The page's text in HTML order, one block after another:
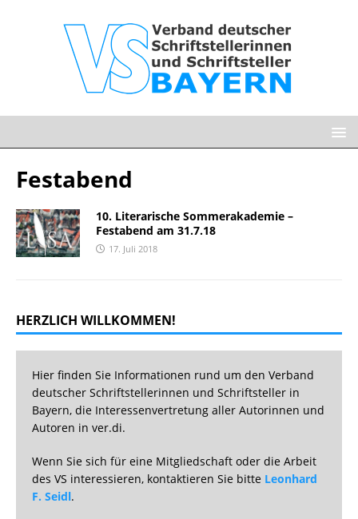
Festabend
10. Literarische Sommerakademie –
Festabend am 31.7.18
17. Juli 2018
HERZLICH WILLKOMMEN!
Hier finden Sie Informationen rund um den Verband
deutscher Schriftstellerinnen und Schriftsteller in
Bayern, die Interessenvertretung aller Autorinnen und
Autoren in ver.di.
Wenn Sie sich für eine Mitgliedschaft oder die Arbeit
des VS interessieren, kontaktieren Sie bitte Leonhard
F. Seidl.